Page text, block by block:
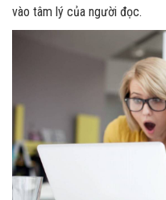
vào tâm lý của người đọc.